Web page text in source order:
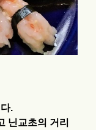
.
닌교초의 거리